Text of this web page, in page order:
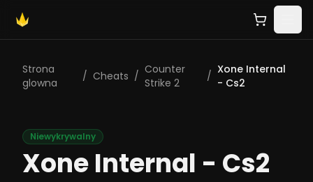
Strona
glowna
/ Cheats / Counter
Strike 2
/ Xone Internal
- Cs2
Niewykrywalny
Xone Internal - Cs2